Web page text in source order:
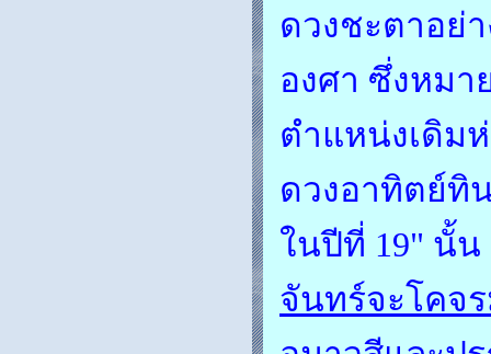
ดวงชะตาอย่
องศา ซึ่งหมา
ตำแหน่งเดิม
ดวงอาทิตย์ทิ
ในปีที่ 19" นั้น
จันทร์จะโคจ